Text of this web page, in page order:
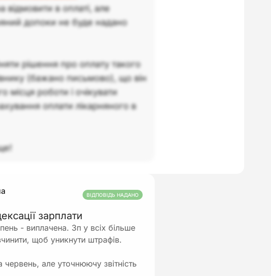
відмовити в оплаті, але
допоки не буде надано
рішення про оплату такого
(бажано письмово), що він
місця роботи і очікувати
оплати лікарняного в
ВІДПОВІДЬ НАДАНО
зарплати
- виплачена. Зп у всіх більше
щоб уникнути штрафів.
але уточнюючу звітність